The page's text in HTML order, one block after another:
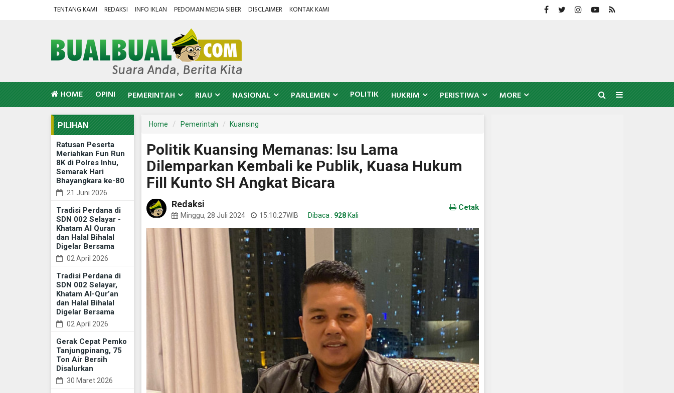
TENTANG KAMI REDAKSI INFO IKLAN PEDOMAN MEDIA SIBER DISCLAIMER KONTAK KAMI
HOME OPINI PEMERINTAH RIAU NASIONAL PARLEMEN POLITIK HUKRIM PERISTIWA MORE
PILIHAN
Ratusan Peserta
Meriahkan Fun Run
8K di Polres Inhu,
Semarak Hari
Bhayangkara ke-80
21 Juni 2026
Tradisi Perdana di
SDN 002 Selayar -
Khatam Al Quran
dan Halal Bihalal
Digelar Bersama
02 April 2026
Tradisi Perdana di
SDN 002 Selayar,
Khatam Al-Qur’an
dan Halal Bihalal
Digelar Bersama
02 April 2026
Gerak Cepat Pemko
Tanjungpinang, 75
Ton Air Bersih
Disalurkan
30 Maret 2026
Home Pemerintah Kuansing
Politik Kuansing Memanas: Isu Lama
Dilemparkan Kembali ke Publik, Kuasa Hukum
Fill Kunto SH Angkat Bicara
Redaksi
Minggu, 28 Juli 2024 15:10:27WIB Dibaca : 928 Kali
Cetak